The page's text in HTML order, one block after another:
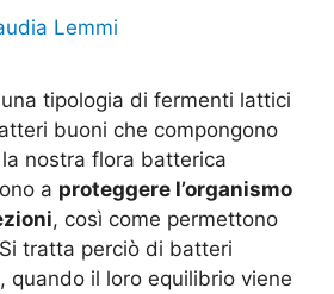
Lemmi
tipologia di fermenti lattici
buoni che compongono
nostra flora batterica
a proteggere l’organismo
, così come permettono
tratta perciò di batteri
quando il loro equilibrio viene